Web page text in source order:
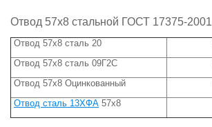
Отвод 57х8 стальной ГОСТ 17375-2001
Отвод 57х8 сталь 20
Отвод 57х8 сталь 09Г2С
Отвод 57х8 Оцинкованный
Отвод сталь 13ХФА 57х8